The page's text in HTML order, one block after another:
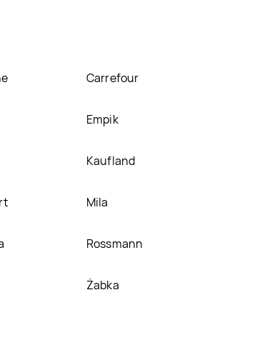
Carrefour
Empik
Kaufland
Mila
Rossmann
Żabka